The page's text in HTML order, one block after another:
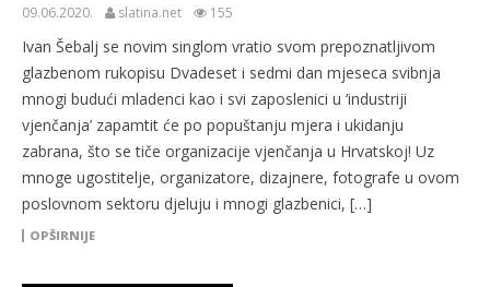
09.06.2020. slatina.net 155
Ivan Šebalj se novim singlom vratio svom prepoznatljivom
glazbenom rukopisu Dvadeset i sedmi dan mjeseca svibnja
mnogi budući mladenci kao i svi zaposlenici u ‘industriji
vjenčanja’ zapamtit će po popuštanju mjera i ukidanju
zabrana, što se tiče organizacije vjenčanja u Hrvatskoj! Uz
mnoge ugostitelje, organizatore, dizajnere, fotografe u ovom
poslovnom sektoru djeluju i mnogi glazbenici, […]
OPŠIRNIJE